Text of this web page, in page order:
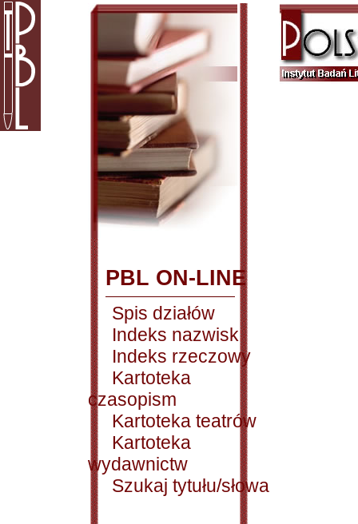
PBL ON-LINE
Spis działów
Indeks nazwisk
Indeks rzeczowy
Kartoteka
czasopism
Kartoteka teatrów
Kartoteka
wydawnictw
Szukaj tytułu/słowa